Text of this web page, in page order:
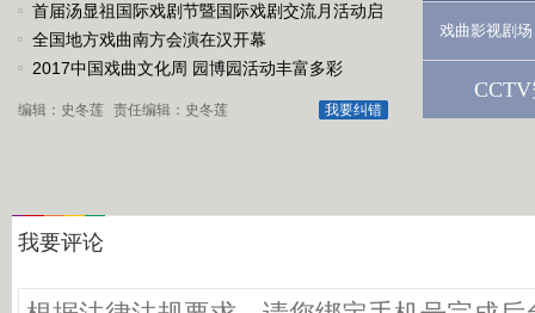
戏《槐花谣》倾情..
首届汤显祖国际戏剧节暨国际戏剧交流月活动启
动
全国地方戏曲南方会演在汉开幕
2017中国戏曲文化周 园博园活动丰富多彩
我要纠错
编辑：史冬莲 责任编辑：史冬莲
戏曲影视剧场